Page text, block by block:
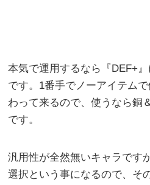
本気で運用するなら『DEF+
です。1番手でノーアイテム
わって来るので、使うなら銅
です。
汎用性が全然無いキャラです
選択という事になるので、そ